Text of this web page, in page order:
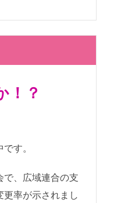
！？
す。
で、広域連合の支
率が示されまし